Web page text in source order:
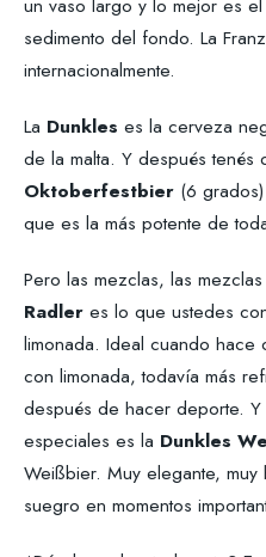
sedimento del fondo. La
internacionalmente.
La Dunkles es la cerveza
de la malta. Y después tenés
Oktoberfestbier (6
que es la más potente de
Pero las mezclas, las
Radler es lo que ustedes
limonada. Ideal cuando hace
con limonada, todavía más
después de hacer deporte.
especiales es la Dunkles
Weißbier. Muy elegante, muy
suegro en momentos